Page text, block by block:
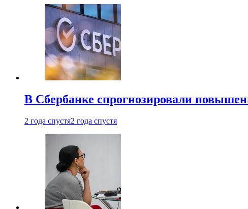
В Сбербанке спрогнозировали
2 года спустя2 года спустя